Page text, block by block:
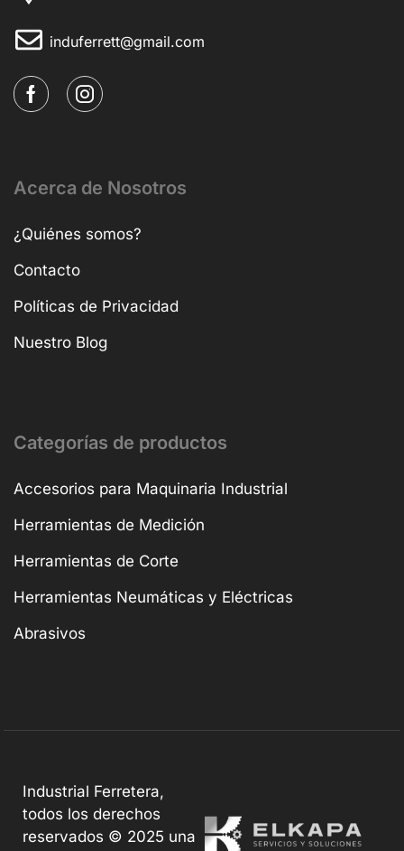
induferrett@gmail.com
Acerca de Nosotros
¿Quiénes somos?
Contacto
Políticas de Privacidad
Nuestro Blog
Categorías de productos
Accesorios para Maquinaria Industrial
Herramientas de Medición
Herramientas de Corte
Herramientas Neumáticas y Eléctricas
Abrasivos
Industrial Ferretera,
todos los derechos
reservados © 2025 una